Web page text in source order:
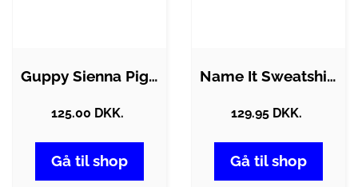
Guppy Sienna Pige Sweatshirt - Rhythmic…
125.00 DKK.
Gå til shop
Name It Sweatshirt - Noos - NkmVimo -…
129.95 DKK.
Gå til shop